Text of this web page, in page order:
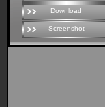
Download
Screenshot